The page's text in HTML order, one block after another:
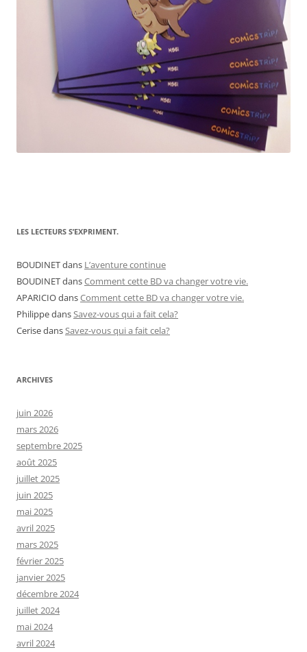
LES LECTEURS S’EXPRIMENT.
BOUDINETdans L’aventure continue
BOUDINETdansComment cette BD va changer votre vie.
APARICIOdansComment cette BD va changer votre vie.
PhilippedansSavez-vous qui a fait cela?
CerisedansSavez-vous qui a fait cela?
ARCHIVES
juin 2026
mars 2026
septembre 2025
août 2025
juillet 2025
juin 2025
mai 2025
avril 2025
mars 2025
février 2025
janvier 2025
décembre 2024
juillet 2024
mai 2024
avril 2024